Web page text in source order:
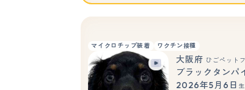
マイクロチップ装着 ワクチン接種
大阪府 ひごペット
ブラックタンパ
2026年5月6日